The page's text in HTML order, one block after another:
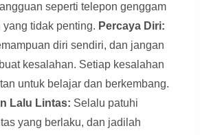
seperti telepon genggam
tidak penting. Percaya Diri:
diri sendiri, dan jangan
kesalahan. Setiap kesalahan
untuk belajar dan berkembang.
Lalu Lintas: Selalu patuhi
yang berlaku, dan jadilah